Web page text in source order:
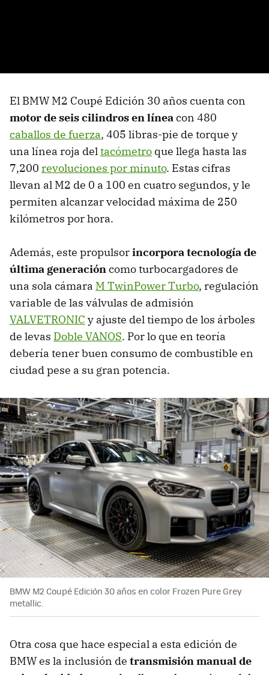
El BMW M2 Coupé Edición 30 años cuenta con
motor de seis cilindros en líneacon 480
caballos de fuerza, 405 libras-pie de torque y
una línea roja deltacómetro que llega hasta las
7,200 revoluciones por minuto. Estas cifras
llevan al M2 de 0 a 100 en cuatro segundos, y le
permiten alcanzar velocidad máxima de 250
kilómetros por hora.
Además, este propulsorincorpora tecnología de
última generacióncomo turbocargadores de
una sola cámara M TwinPower Turbo, regulación
variable de las válvulas de admisión
VALVETRONIC y ajuste del tiempo de los árboles
de levas Doble VANOS. Por lo que en teoría
debería tener buen consumo de combustible en
ciudad pese a su gran potencia.
BMW M2 Coupé Edición 30 años en color Frozen Pure Grey
metallic.
Otra cosa que hace especial a esta edición de
BMW es la inclusión de transmisión manual de